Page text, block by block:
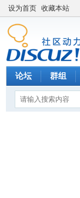
设为首页 收藏本站
论坛 群组